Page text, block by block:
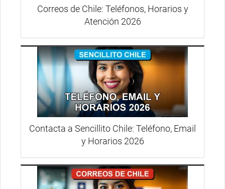
Correos de Chile: Teléfonos, Horarios y
Atención 2026
Contacta a Sencillito Chile: Teléfono, Email
y Horarios 2026